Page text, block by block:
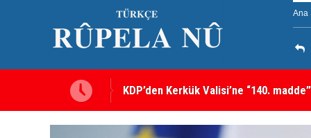
Ana
KDP’den Kerkük Valisi’ne “140.
Kerkük’te Kürt partilerden 7 maddelik